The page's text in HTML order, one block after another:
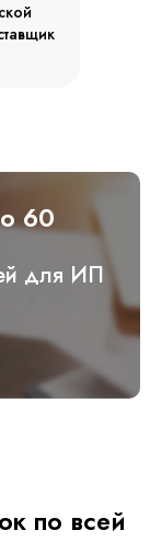
60
для ИП
по всей